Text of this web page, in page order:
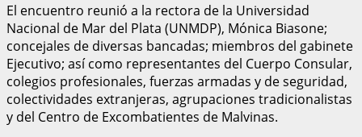
El encuentro reunió a la rectora de la Universidad
Nacional de Mar del Plata (UNMDP), Mónica Biasone;
concejales de diversas bancadas; miembros del gabinete
Ejecutivo; así como representantes del Cuerpo Consular,
colegios profesionales, fuerzas armadas y de seguridad,
colectividades extranjeras, agrupaciones tradicionalistas
y del Centro de Excombatientes de Malvinas.